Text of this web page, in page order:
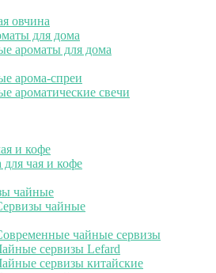
овчина
для дома
ароматы для дома
арома-спреи
ароматические свечи
и кофе
для чая и кофе
чайные
чайные
чайные сервизы
сервизы Lefard
сервизы китайские